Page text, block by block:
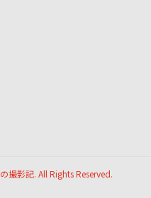
撮影記. All Rights Reserved.